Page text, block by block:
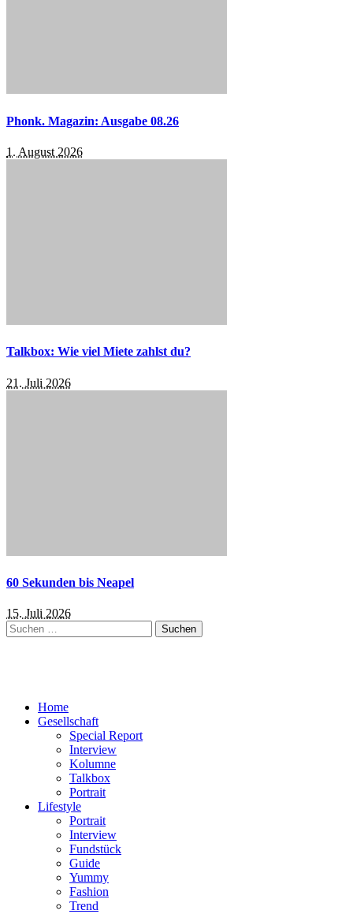
Phonk. Magazin: Ausgabe 08.26
1. August 2026
Talkbox: Wie viel Miete zahlst du?
21. Juli 2026
60 Sekunden bis Neapel
15. Juli 2026
Suchen
nach:
Home
Gesellschaft
Special Report
Interview
Kolumne
Talkbox
Portrait
Lifestyle
Portrait
Interview
Fundstück
Guide
Yummy
Fashion
Trend